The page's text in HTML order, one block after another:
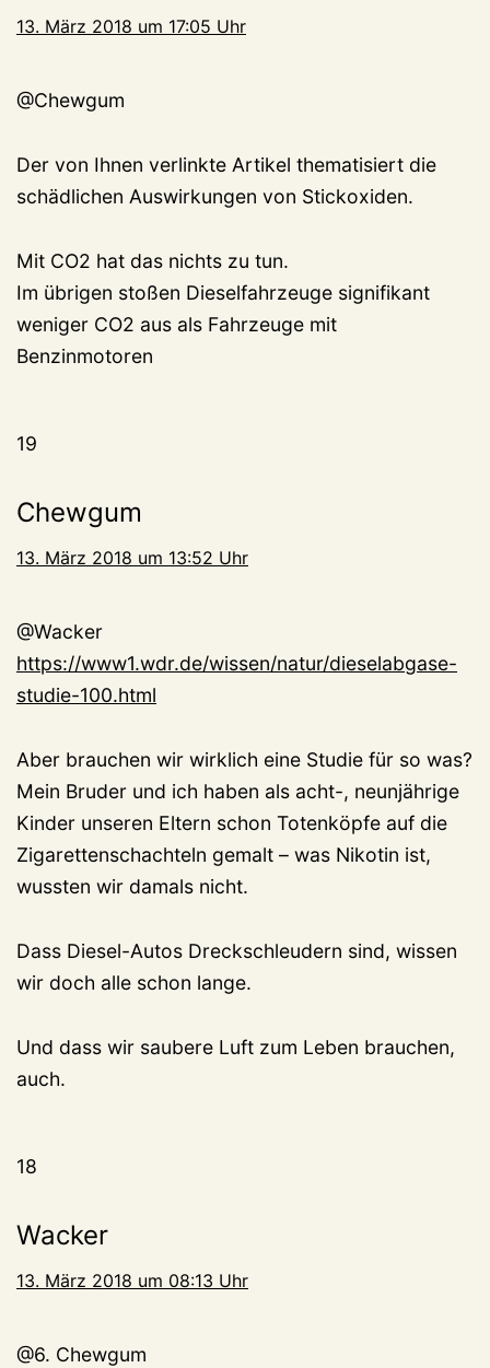
13. März 2018 um 17:05 Uhr
@Chewgum
Der von Ihnen verlinkte Artikel thematisiert die
schädlichen Auswirkungen von Stickoxiden.
Mit CO2 hat das nichts zu tun.
Im übrigen stoßen Dieselfahrzeuge signifikant
weniger CO2 aus als Fahrzeuge mit
Benzinmotoren
19
Chewgum
13. März 2018 um 13:52 Uhr
@Wacker
https://www1.wdr.de/wissen/natur/dieselabgase-
studie-100.html
Aber brauchen wir wirklich eine Studie für so was?
Mein Bruder und ich haben als acht-, neunjährige
Kinder unseren Eltern schon Totenköpfe auf die
Zigarettenschachteln gemalt – was Nikotin ist,
wussten wir damals nicht.
Dass Diesel-Autos Dreckschleudern sind, wissen
wir doch alle schon lange.
Und dass wir saubere Luft zum Leben brauchen,
auch.
18
Wacker
13. März 2018 um 08:13 Uhr
@6. Chewgum